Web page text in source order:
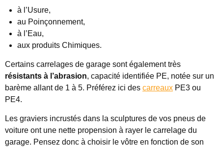
à l’Usure,
au Poinçonnement,
à l’Eau,
aux produits Chimiques.
Certains carrelages de garage sont également très
résistants à l’abrasion, capacité identifiée PE, notée sur un
barème allant de 1 à 5. Préférez ici des carreaux PE3 ou
PE4.
Les graviers incrustés dans la sculptures de vos pneus de
voiture ont une nette propension à rayer le carrelage du
garage. Pensez donc à choisir le vôtre en fonction de son